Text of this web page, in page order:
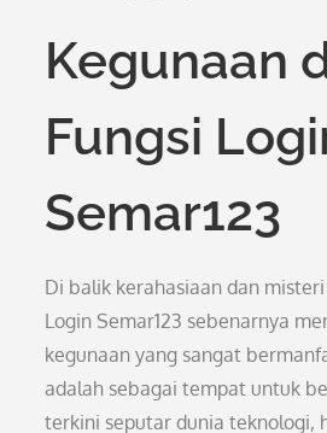
Kegunaan
Fungsi
Semar123
Di balik kerahasiaan dan
Login Semar123 sebenarnya
kegunaan yang sangat
adalah sebagai tempat untuk
terkini seputar dunia teknologi,